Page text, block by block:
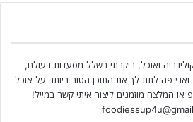
ואוכל, ביקרתי בשלל מסעדות בעולם,
פה לתת לך את התוכן הטוב ביותר על אוכל
המלצה מוזמנים ליצור איתי קשר במייל!